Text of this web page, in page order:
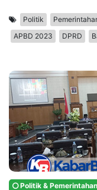
Politik
APBD 2023
DPRD
Politik & Pemerintahan